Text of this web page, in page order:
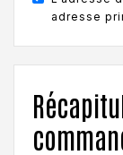
adresse